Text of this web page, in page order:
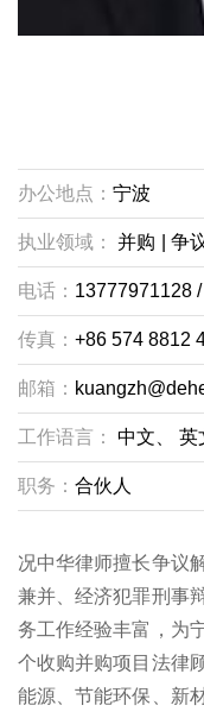
办公地点： 宁波
执业领域： 并购 争
电话： 13777971128
传真： +86 574 8812
邮箱：
工作语言： 中文、 英
职务： 合伙人
况中华律师擅长争议
兼并、经济犯罪刑事
务工作经验丰富，为
个收购并购项目法律
能源、节能环保、新